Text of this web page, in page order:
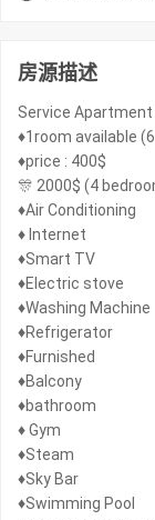
房源描述
Service
♦️1room available
♦️price : 400$
🎊 2000$ (4
♦️Air Conditioning
♦️ Internet
♦️Smart TV
♦️Electric stove
♦️Washing Machine
♦️Refrigerator
♦️Furnished
♦️Balcony
♦️bathroom
♦️ Gym
♦️Steam
♦️Sky Bar
♦️Swimming Pool